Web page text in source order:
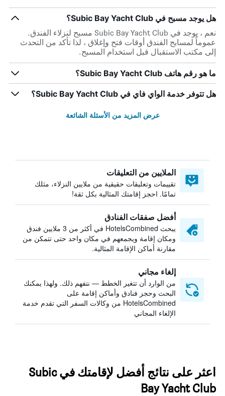
هل يوجد مسبح في Subic Bay Yacht Club؟
نعم ، يوجد في Subic Bay Yacht Club مسبح لنزلاء الفندق.
عموماً لمسابح الفندق أوقات فتح وإغلاق ، لذا تأكد من التحدث
إلى مكتب الاستقبال قبل استخدام المسبح.
ما هو رقم هاتف Subic Bay Yacht Club؟
هل تتوفر خدمة الواي فاي في Subic Bay Yacht Club؟
عرض المزيد من الأسئلة الشائعة
الملايين من التعليقات
تقييمات وتعليقات حقيقية من ملايين النزلاء، مثلك
تمامًا. احجز إقامتك المثالية بكل ثقة!
أفضل صفقات الفنادق
يبحث HotelsCombined في أكثر من 3 ملايين فندق
ومكان إقامة ويجمعهم في مكان واحد حتى تتمكن من
مقارنة أماكن الإقامة المثالية.
إلغاء مجاني
من الوارد أن تتغير الخطط — نتفهم ذلك. ولهذا يمكنك
البحث وحجز فنادق وأماكن إقامة على
HotelsCombined من وكالات السفر التي تقدم خدمة
الإلغاء المجاني
اعثر على نتائج أفضل لإقامتك في Subic
Bay Yacht Club